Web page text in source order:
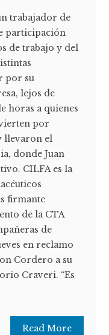
trabajador de
participación
de trabajo y del
por su
lejos de
horas a quienes
por
llevaron el
donde Juan
CILFA es la
firmante
de la CTA
de
en reclamo
Cordero a su
Craveri. “Es
Read More